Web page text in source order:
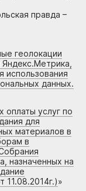
правда –
геолокации
использования
данных.
оплаты услуг по
для
материалов в
в
назначенных на
»